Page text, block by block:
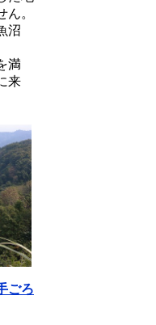
。
沼
満
来
ごろ